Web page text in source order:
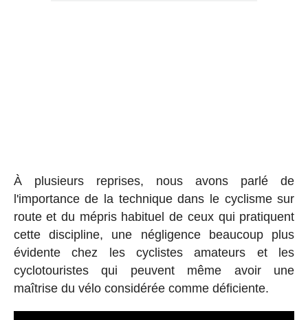
À plusieurs reprises, nous avons parlé de
l'importance de la technique dans le cyclisme sur
route et du mépris habituel de ceux qui pratiquent
cette discipline, une négligence beaucoup plus
évidente chez les cyclistes amateurs et les
cyclotouristes qui peuvent même avoir une
maîtrise du vélo considérée comme déficiente.